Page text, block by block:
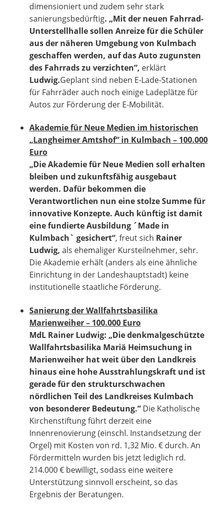
dimensioniert und zudem sehr stark
sanierungsbedürftig. „Mit der neuen Fahrrad-
Unterstellhalle sollen Anreize für die Schüler
aus der näheren Umgebung von Kulmbach
geschaffen werden, auf das Auto zugunsten
des Fahrrads zu verzichten“, erklärt
Ludwig.Geplant sind neben E-Lade-Stationen
für Fahrräder auch noch einige Ladeplätze für
Autos zur Förderung der E-Mobilität.
Akademie für Neue Medien im historischen
„Langheimer Amtshof“ in Kulmbach – 100.000
Euro
„Die Akademie für Neue Medien soll erhalten
bleiben und zukunftsfähig ausgebaut
werden. Dafür bekommen die
Verantwortlichen nun eine stolze Summe für
innovative Konzepte. Auch künftig ist damit
eine fundierte Ausbildung ´Made in
Kulmbach` gesichert“, freut sich Rainer
Ludwig, als ehemaliger Kursteilnehmer, sehr.
Die Akademie erhält (anders als eine ähnliche
Einrichtung in der Landeshauptstadt) keine
institutionelle staatliche Förderung.
Sanierung der Wallfahrtsbasilika
Marienweiher – 100.000 Euro
MdL Rainer Ludwig: „Die denkmalgeschützte
Wallfahrtsbasilika Mariä Heimsuchung in
Marienweiher hat weit über den Landkreis
hinaus eine hohe Ausstrahlungskraft und ist
gerade für den strukturschwachen
nördlichen Teil des Landkreises Kulmbach
von besonderer Bedeutung.“ Die Katholische
Kirchenstiftung führt derzeit eine
Innenrenovierung (einschl. Instandsetzung der
Orgel) mit Kosten von rd. 1,32 Mio. € durch. An
Fördermitteln wurden bis jetzt lediglich rd.
214.000 € bewilligt, sodass eine weitere
Unterstützung sinnvoll erscheint, so das
Ergebnis der Beratungen.